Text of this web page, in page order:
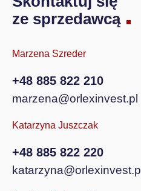
ze sprzedawcą
Marzena Szreder
+48 885 822 210
marzena@orlexinvest.pl
Katarzyna Juszczak
+48 885 822 220
katarzyna@orlexinvest.pl